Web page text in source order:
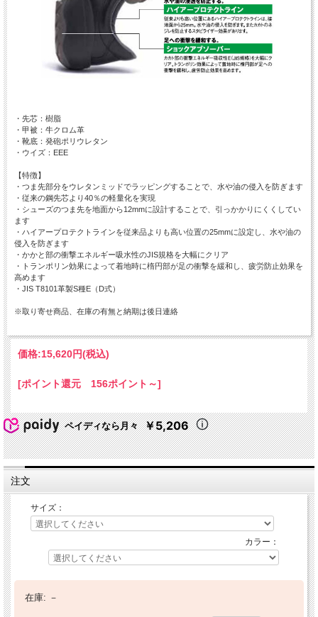
・先芯：樹脂
・甲被：牛クロム革
・靴底：発砲ポリウレタン
・ウイズ：EEE
【特徴】
・つま先部分をウレタンミッドでラッピングすることで、水や油の侵入を防ぎます
・従来の鋼先芯より40％の軽量化を実現
・シューズのつま先を地面から12mmに設計することで、引っかかりにくくしてい
ます
・ハイアープロテクトラインを従来品よりも高い位置の25mmに設定し、水や油の
侵入を防ぎます
・かかと部の衝撃エネルギー吸水性のJIS規格を大幅にクリア
・トランポリン効果によって着地時に楕円部が足の衝撃を緩和し、疲労防止効果を
高めます
・JIS T8101革製S種E（D式）
※取り寄せ商品、在庫の有無と納期は後日連絡
価格:15,620円(税込)
[ポイント還元 156ポイント～]
ペイディなら月々 ￥5,206
注文
サイズ：
カラー：
在庫: －